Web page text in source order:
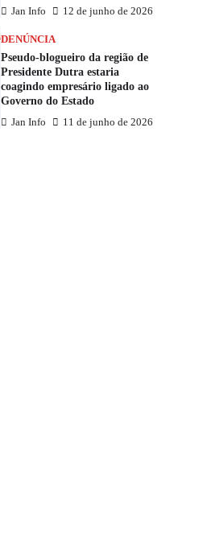
Jan Info 12 de junho de 2026
DENÚNCIA
Pseudo-blogueiro da região de
Presidente Dutra estaria
coagindo empresário ligado ao
Governo do Estado
Jan Info 11 de junho de 2026